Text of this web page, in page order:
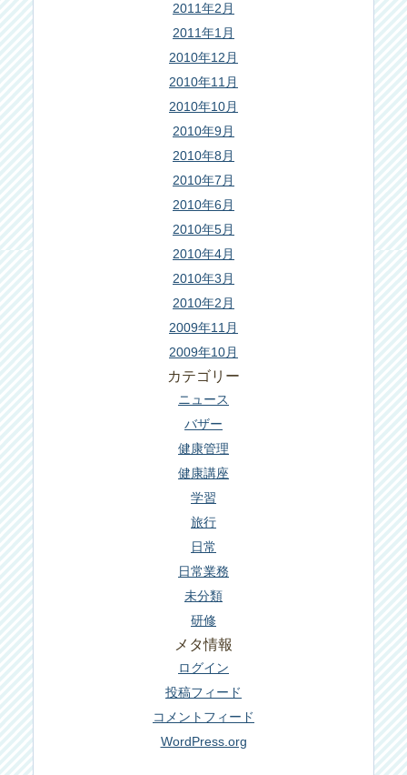
2011年2月
2011年1月
2010年12月
2010年11月
2010年10月
2010年9月
2010年8月
2010年7月
2010年6月
2010年5月
2010年4月
2010年3月
2010年2月
2009年11月
2009年10月
カテゴリー
ニュース
バザー
健康管理
健康講座
学習
旅行
日常
日常業務
未分類
研修
メタ情報
ログイン
投稿フィード
コメントフィード
WordPress.org